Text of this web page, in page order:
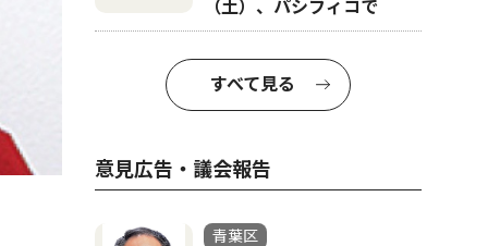
（土）、パシフィコで
すべて見る
意見広告・議会報告
青葉区